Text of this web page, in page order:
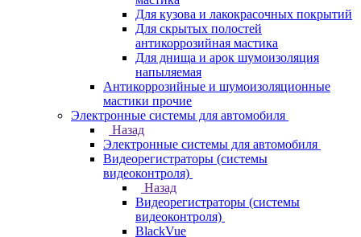
Для кузова и лакокрасочных покрытий
Для скрытых полостей
антикоррозийная мастика
Для днища и арок шумоизоляция
напыляемая
Антикоррозийные и шумоизоляционные
мастики прочие
Электронные системы для автомобиля
Назад
Электронные системы для автомобиля
Видеорегистраторы (системы
видеоконтроля)
Назад
Видеорегистраторы (системы
видеоконтроля)
BlackVue